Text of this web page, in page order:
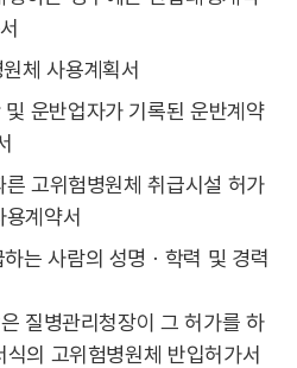
체 사용계획서
운반업자가 기록된 운반계약
고위험병원체 취급시설 허가
계약서
는 사람의 성명ㆍ학력 및 경력
질병관리청장이 그 허가를 하
의 고위험병원체 반입허가서